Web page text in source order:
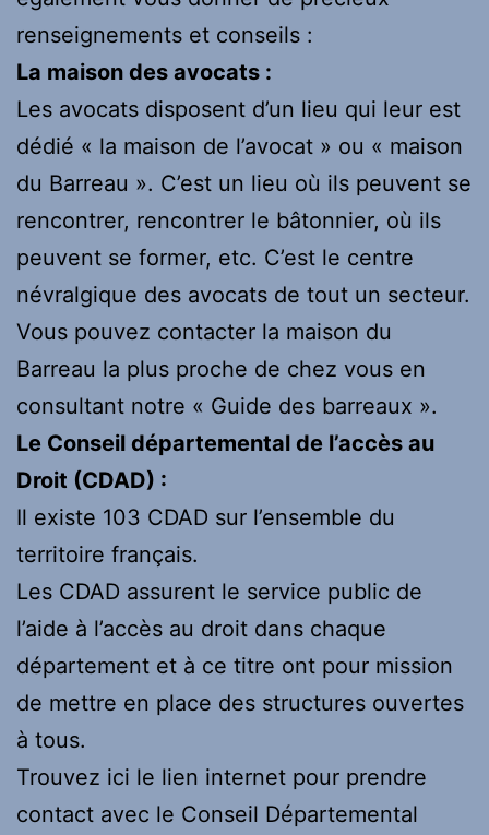
renseignements et conseils :
La maison des avocats :
Les avocats disposent d’un lieu qui leur est
dédié « la maison de l’avocat » ou « maison
du Barreau ». C’est un lieu où ils peuvent se
rencontrer, rencontrer le bâtonnier, où ils
peuvent se former, etc. C’est le centre
névralgique des avocats de tout un secteur.
Vous pouvez contacter la maison du
Barreau la plus proche de chez vous en
consultant notre « Guide des barreaux ».
Le Conseil départemental de l’accès au
Droit (CDAD) :
Il existe 103 CDAD sur l’ensemble du
territoire français.
Les CDAD assurent le service public de
l’aide à l’accès au droit dans chaque
département et à ce titre ont pour mission
de mettre en place des structures ouvertes
à tous.
Trouvez ici le lien internet pour prendre
contact avec le Conseil Départemental